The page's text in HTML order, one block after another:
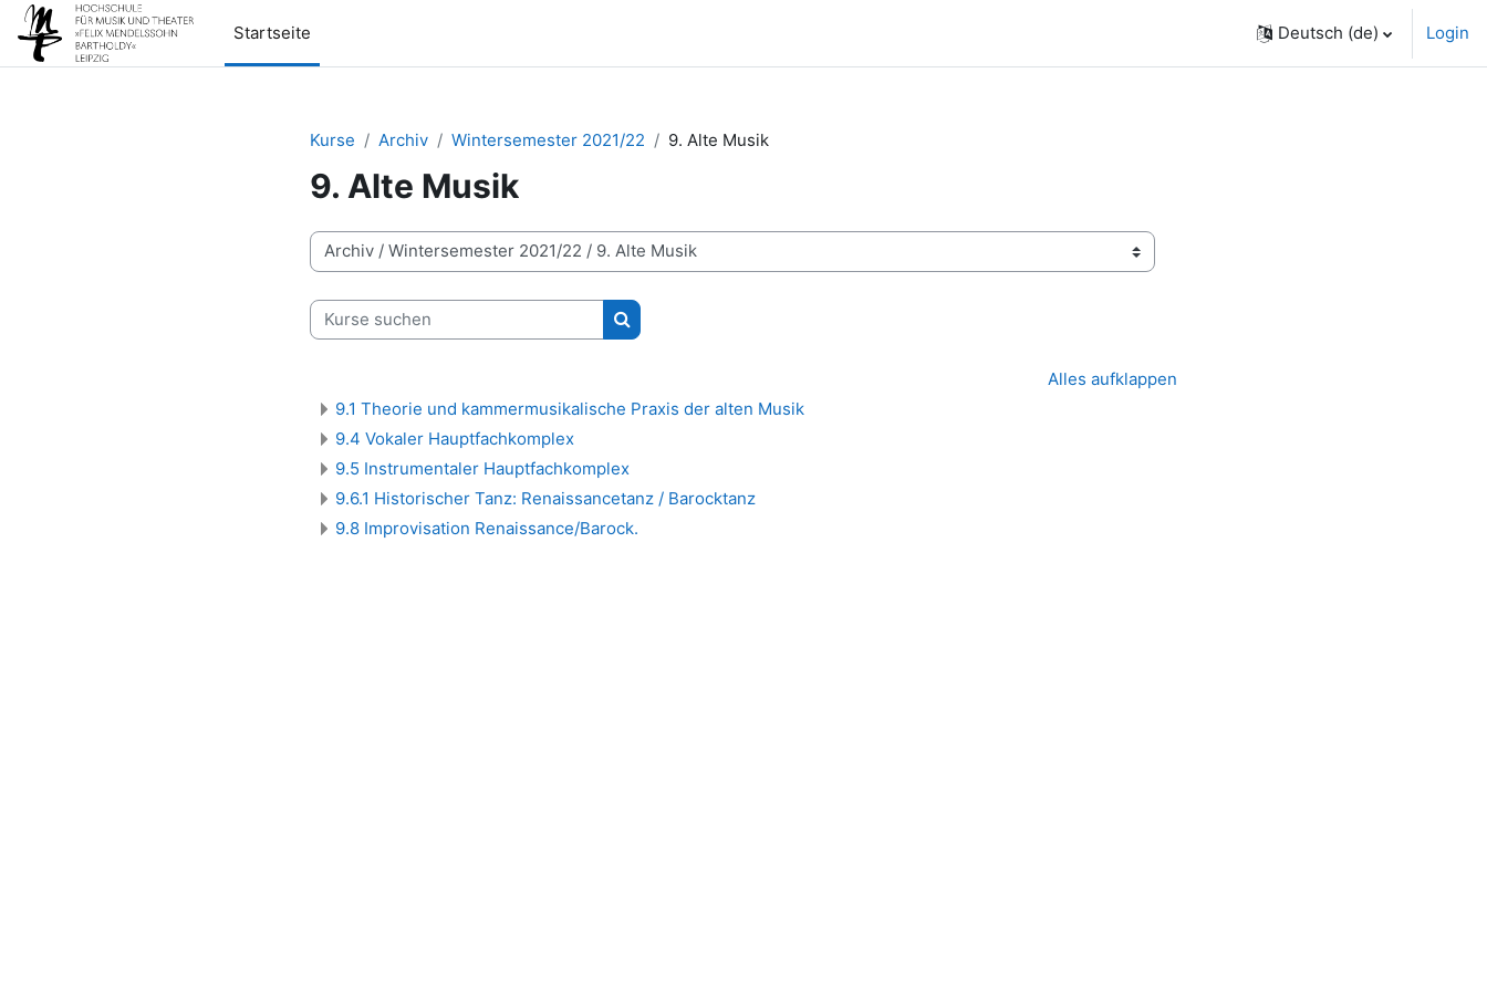
Zum Hauptinhalt
Startseite
Deutsch ‎(de)‎ Login
Kurse Archiv Wintersemester 2021/22 9. Alte Musik
9. Alte Musik
Kursbereiche
Kurse suchen
Kurse suchen
Alles aufklappen
9.1 Theorie und kammermusikalische Praxis der alten Musik
9.4 Vokaler Hauptfachkomplex
9.5 Instrumentaler Hauptfachkomplex
9.6.1 Historischer Tanz: Renaissancetanz / Barocktanz
9.8 Improvisation Renaissance/Barock.